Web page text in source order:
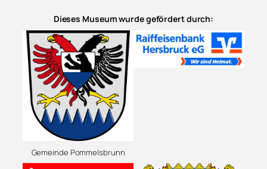
Dieses Museum wurde gefördert durch:
Gemeinde Pommelsbrunn